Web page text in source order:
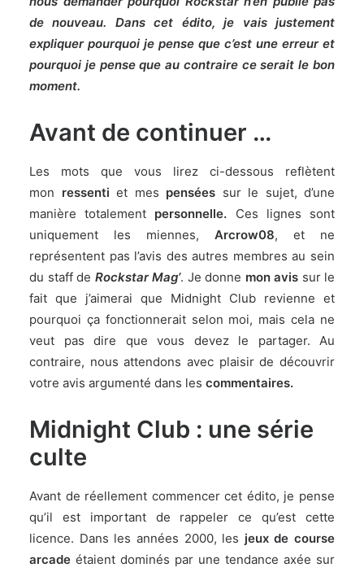
de nouveau. Dans cet édito, je vais justement
expliquer pourquoi je pense que c’est une erreur et
pourquoi je pense que au contraire ce serait le bon
moment.
Avant de continuer …
Les mots que vous lirez ci-dessous reflètent
mon ressenti et mes pensées sur le sujet, d’une
manière totalement personnelle. Ces lignes sont
uniquement les miennes, Arcrow08, et ne
représentent pas l’avis des autres membres au sein
du staff de Rockstar Mag’. Je donne mon avis sur le
fait que j’aimerai que Midnight Club revienne et
pourquoi ça fonctionnerait selon moi, mais cela ne
veut pas dire que vous devez le partager. Au
contraire, nous attendons avec plaisir de découvrir
votre avis argumenté dans les commentaires.
Midnight Club : une série
culte
Avant de réellement commencer cet édito, je pense
qu’il est important de rappeler ce qu’est cette
licence. Dans les années 2000, les jeux de course
arcade étaient dominés par une tendance axée sur